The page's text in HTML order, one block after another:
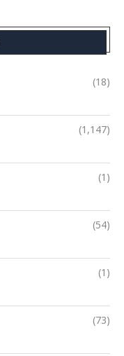
(18)
(1,147)
(1)
(54)
(1)
(73)